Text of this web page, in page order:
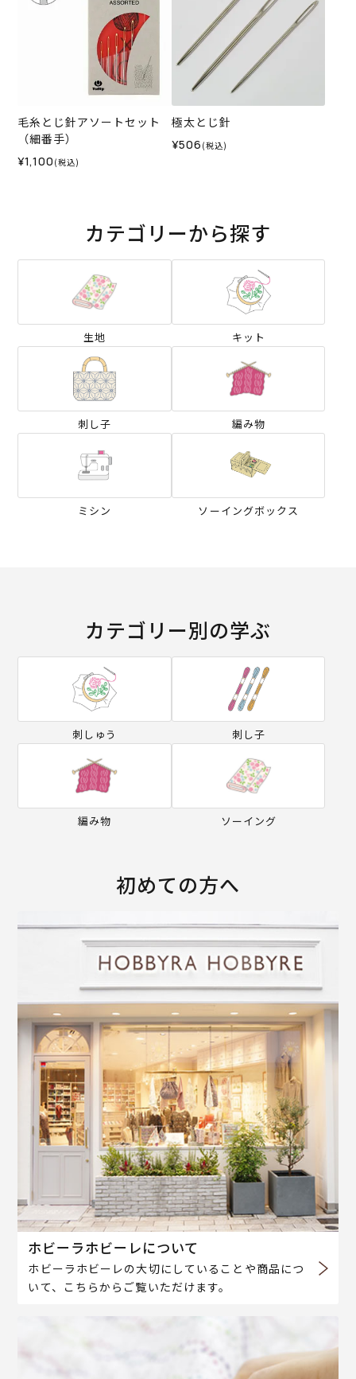
毛糸とじ針アソートセット
（細番手）
¥1,100 (税込)
極太とじ針
¥506 (税込)
カテゴリーから探す
生地 キット
刺し子 編み物
ミシン ソーイングボックス
カテゴリー別の学ぶ
刺しゅう 刺し子
編み物 ソーイング
初めての方へ
ホビーラホビーレについて
ホビーラホビーレの大切にしていることや商品につ
いて、こちらからご覧いただけます。